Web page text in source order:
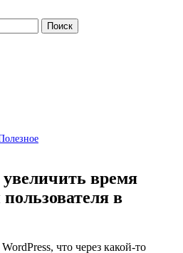
время
в
что через какой-то